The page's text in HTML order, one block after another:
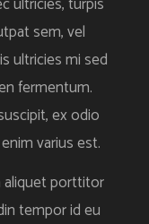
sem, vel
ultricies mi sed
fermentum.
ex odio
varius est.
aliquet porttitor
tempor id eu